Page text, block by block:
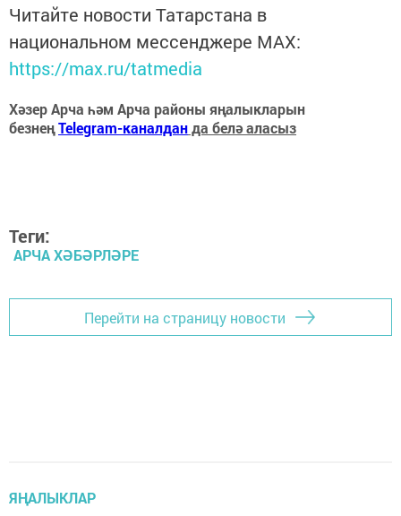
Читайте новости Татарстана в
национальном мессенджере MАХ:
https://max.ru/tatmedia
Хәзер Арча һәм Арча районы яңалыкларын
безнеңTelegram-каналданда белә аласыз
Теги:
АРЧА ХӘБӘРЛӘРЕ
Перейти на страницу новости
ЯҢАЛЫКЛАР